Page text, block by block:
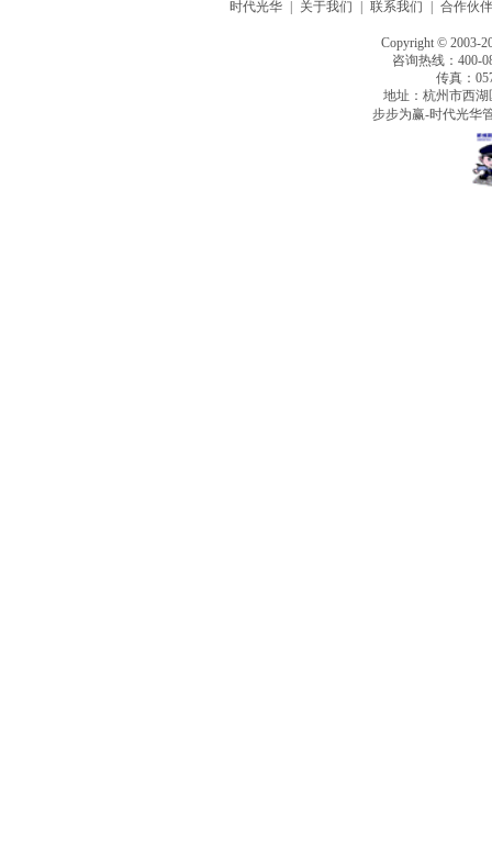
时代光华 关于我们 联系我们 合作伙伴
Copyright © 2003-
咨询热线：400-
传真：
地址：杭州市西
步步为赢-时代光华